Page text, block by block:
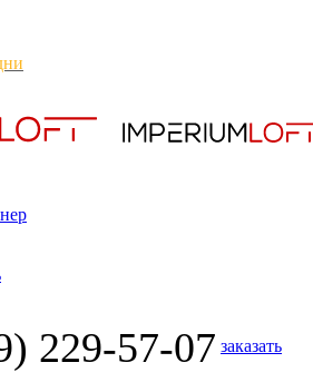
229-57-07 заказать